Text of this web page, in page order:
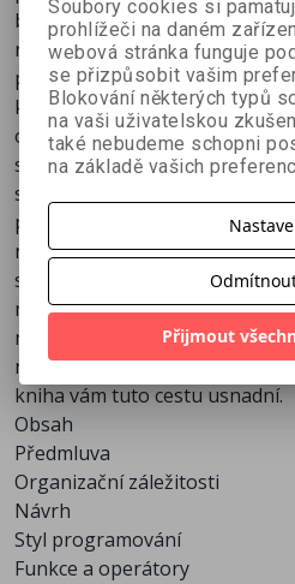
bývala dříve k dispozici pouze
roztroušená po různých
pouze ústně. Tato kniha si
kousky shromáždit do
opodstatněné sady pravidel.
samozřejmě napsat kdykoliv, v
sebelepší kniha, jazyk ani
programátorské standardy
návyky a disciplínu – v tom je
se naučíte správným návykům,
něco blíže programátorské
neexistují – pokud chcete psát
naučit gramatice. My můžeme
kniha vám tuto cestu usnadní.
Obsah
Předmluva
Organizační záležitosti
Návrh
Styl programování
Funkce a operátory
Soubory cookies si
prohlížeči na daném
webová stránka funguje
se přizpůsobit vašim
Blokování některých typů
na vaši uživatelskou
také nebudeme schopni
na základě vašich
Přijmout